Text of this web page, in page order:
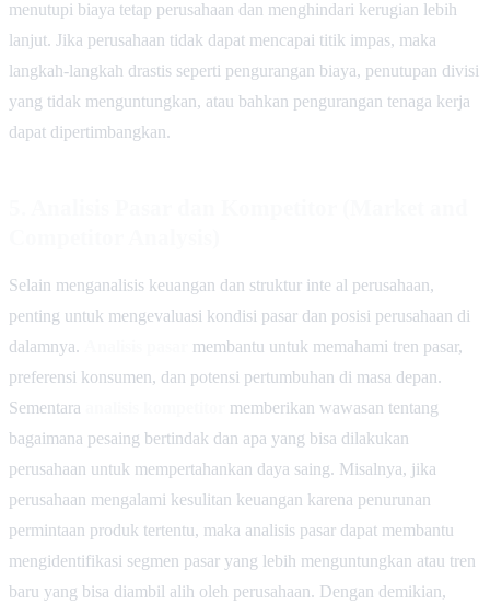
menutupi biaya tetap perusahaan dan menghindari kerugian lebih
lanjut. Jika perusahaan tidak dapat mencapai titik impas, maka
langkah-langkah drastis seperti pengurangan biaya, penutupan divisi
yang tidak menguntungkan, atau bahkan pengurangan tenaga kerja
dapat dipertimbangkan.
Selain menganalisis keuangan dan struktur inte al perusahaan,
penting untuk mengevaluasi kondisi pasar dan posisi perusahaan di
dalamnya.
membantu untuk memahami tren pasar,
preferensi konsumen, dan potensi pertumbuhan di masa depan.
Sementara
memberikan wawasan tentang
bagaimana pesaing bertindak dan apa yang bisa dilakukan
perusahaan untuk mempertahankan daya saing. Misalnya, jika
perusahaan mengalami kesulitan keuangan karena penurunan
permintaan produk tertentu, maka analisis pasar dapat membantu
mengidentifikasi segmen pasar yang lebih menguntungkan atau tren
baru yang bisa diambil alih oleh perusahaan. Dengan demikian,